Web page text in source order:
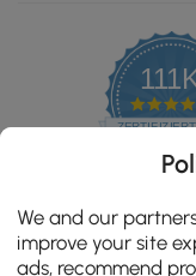
4.8
We and our
improve your site
ads, recommend